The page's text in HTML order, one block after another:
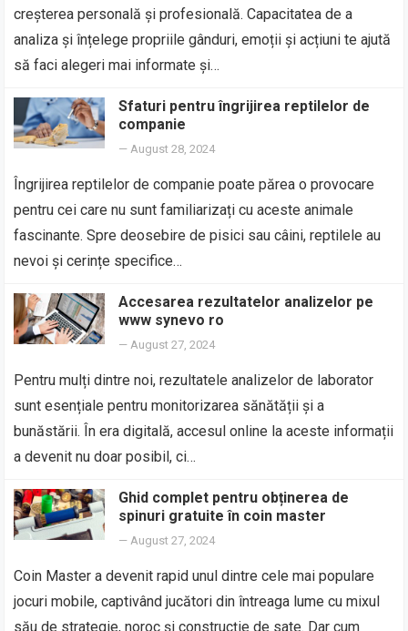
creșterea personală și profesională. Capacitatea de a
analiza și înțelege propriile gânduri, emoții și acțiuni te ajută
să faci alegeri mai informate și…
Sfaturi pentru îngrijirea reptilelor de
companie
— August 28, 2024
Îngrijirea reptilelor de companie poate părea o provocare
pentru cei care nu sunt familiarizați cu aceste animale
fascinante. Spre deosebire de pisici sau câini, reptilele au
nevoi și cerințe specifice…
Accesarea rezultatelor analizelor pe
www synevo ro
— August 27, 2024
Pentru mulți dintre noi, rezultatele analizelor de laborator
sunt esențiale pentru monitorizarea sănătății și a
bunăstării. În era digitală, accesul online la aceste informații
a devenit nu doar posibil, ci…
Ghid complet pentru obținerea de
spinuri gratuite în coin master
— August 27, 2024
Coin Master a devenit rapid unul dintre cele mai populare
jocuri mobile, captivând jucători din întreaga lume cu mixul
său de strategie, noroc și construcție de sate. Dar cum